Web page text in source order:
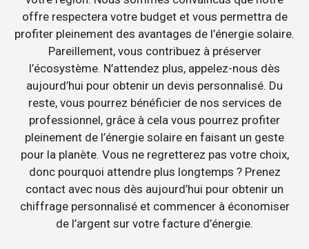
offre respectera votre budget et vous permettra de
profiter pleinement des avantages de l’énergie solaire.
Pareillement, vous contribuez à préserver
l’écosystème. N’attendez plus, appelez-nous dès
aujourd’hui pour obtenir un devis personnalisé. Du
reste, vous pourrez bénéficier de nos services de
professionnel, grâce à cela vous pourrez profiter
pleinement de l’énergie solaire en faisant un geste
pour la planète. Vous ne regretterez pas votre choix,
donc pourquoi attendre plus longtemps ? Prenez
contact avec nous dès aujourd’hui pour obtenir un
chiffrage personnalisé et commencer à économiser
de l’argent sur votre facture d’énergie.